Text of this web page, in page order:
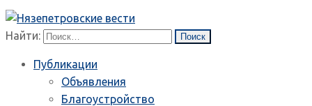
Найти:
Публикации
Объявления
Благоустройство